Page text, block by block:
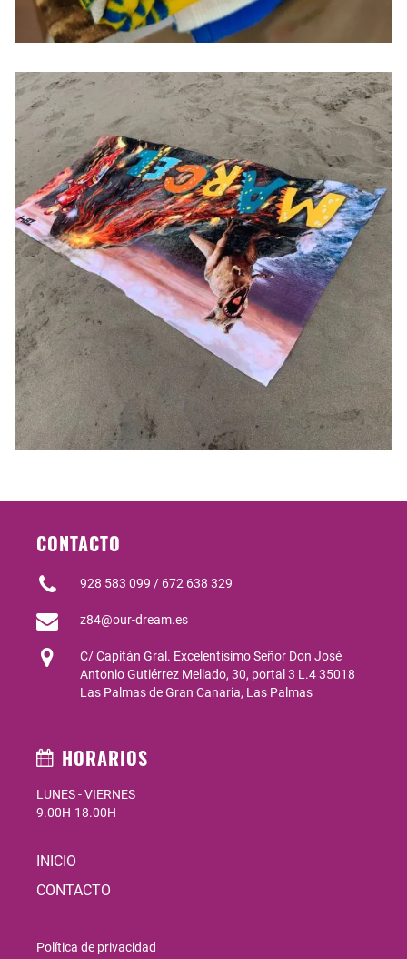
CONTACTO
928 583 099 / 672 638 329
z84@our-dream.es
C/ Capitán Gral. Excelentísimo Señor Don José
Antonio Gutiérrez Mellado, 30, portal 3 L.4 35018
Las Palmas de Gran Canaria, Las Palmas
HORARIOS
LUNES - VIERNES
9.00H-18.00H
INICIO
CONTACTO
Política de privacidad